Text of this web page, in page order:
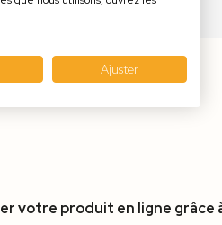
votre produit en ligne grâce
Ajuster